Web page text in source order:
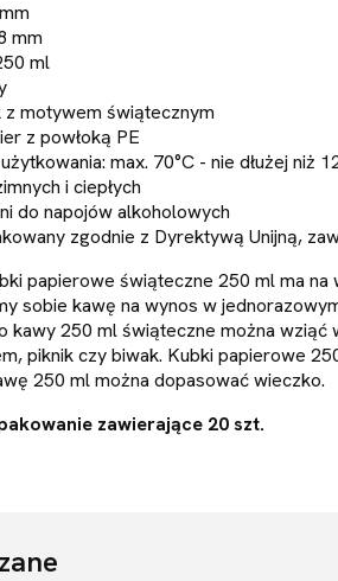
mm
ml
z motywem świątecznym
z powłoką PE
max. 70°C - nie dłużej niż
i ciepłych
do napojów alkoholowych
zgodnie z Dyrektywą Unijną,
papierowe świąteczne 250 ml ma na
sobie kawę na wynos w
kawy 250 ml świąteczne można wziąć
piknik czy biwak. Kubki papierowe
250 ml można dopasować wieczko.
zawierające 20 szt.